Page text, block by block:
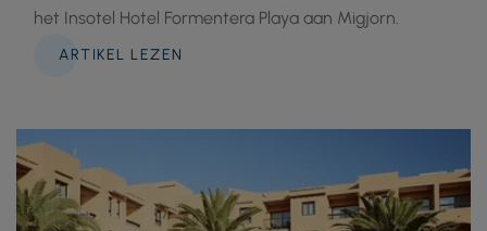
het Insotel Hotel Formentera Playa aan Migjorn.
ARTIKEL LEZEN